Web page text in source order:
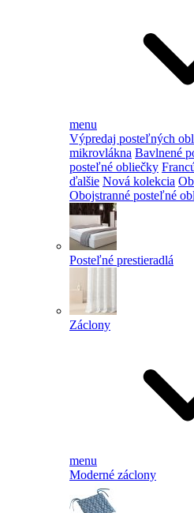
menu
Výpredaj posteľných
mikrovlákna Bavlnené
posteľné obliečky
ďalšie Nová kolekcia
Obojstranné posteľné
Posteľné prestieradlá
Záclony
menu
Moderné záclony